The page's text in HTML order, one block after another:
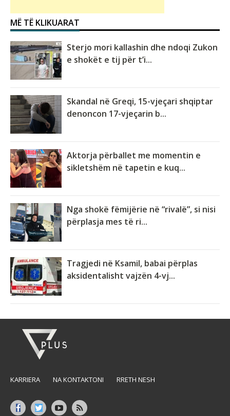
MË TË KLIKUARAT
Sterjo mori kallashin dhe ndoqi Zukon
e shokët e tij për t’i...
Skandal në Greqi, 15-vjeçari shqiptar
denoncon 17-vjeçarin b...
Aktorja përballet me momentin e
sikletshëm në tapetin e kuq...
Nga shokë fëmijërie në “rivalë”, si nisi
përplasja mes të ri...
Tragjedi në Ksamil, babai përplas
aksidentalisht vajzën 4-vj...
KARRIERA NA KONTAKTONI RRETH NESH